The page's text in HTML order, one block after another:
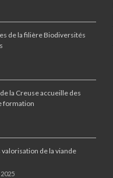
de la filière Biodiversités
la Creuse accueille des
formation
de la viande